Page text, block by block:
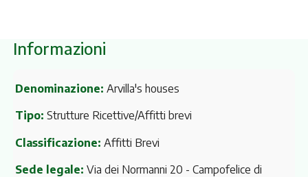
Informazioni
Denominazione: Arvilla's houses
Tipo: Strutture Ricettive/Affitti brevi
Classificazione: Affitti Brevi
Sede legale: Via dei Normanni 20 - Campofelice di